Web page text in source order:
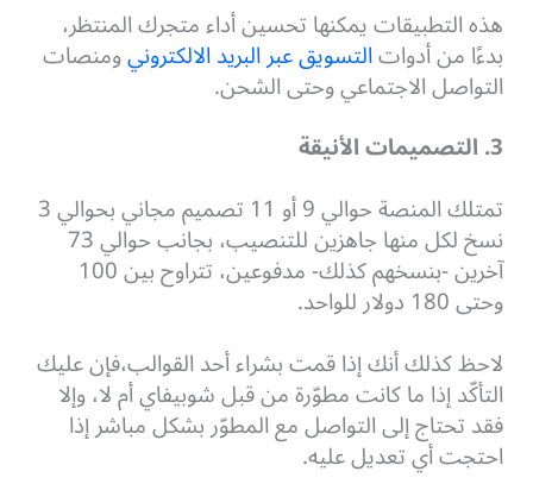
هذه التطبيقات يمكنها تحسين أداء متجرك المنتظر،
بدءًا من أدواتالتسويق عبر البريد الالكترونيومنصات
التواصل الاجتماعي وحتى الشحن.
3. التصميمات الأنيقة
تمتلك المنصة حوالي 9 أو 11 تصميم مجاني بحوالي 3
نسخ لكل منها جاهزين للتنصيب، بجانب حوالي 73
آخرين -بنسخهم كذلك- مدفوعين، تتراوح بين 100
وحتى 180 دولار للواحد.
لاحظ كذلك أنك إذا قمت بشراء أحد القوالب،فإن عليك
التأكّد إذا ما كانت مطوّرة من قبل شوبيفاي أم لا، وإلا
فقد تحتاج إلى التواصل مع المطوّر بشكل مباشر إذا
احتجت أي تعديل عليه.